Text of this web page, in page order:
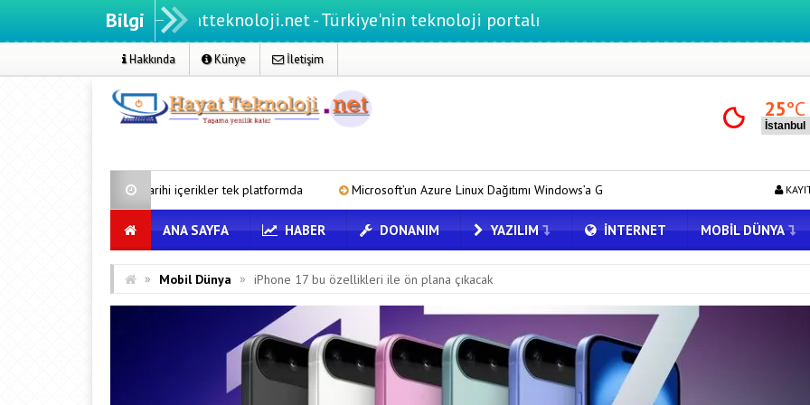
Bilgi
Hayatteknoloji.net - Türkiye'nin teknoloji portalı
Hakkında Künye İletişim
25°C
tarihi içerikler tek platformda Microsoft’un Azure Linux Dağıtımı Windows’a Geldi Tesla için Grok Türkiye’de! Model Y’de Türkçe
ANA SAYFA HABER DONANIM YAZILIM İNTERNET MOBIL DÜNYA
» Mobil Dünya » iPhone 17 bu özellikleri ile ön plana çıkacak